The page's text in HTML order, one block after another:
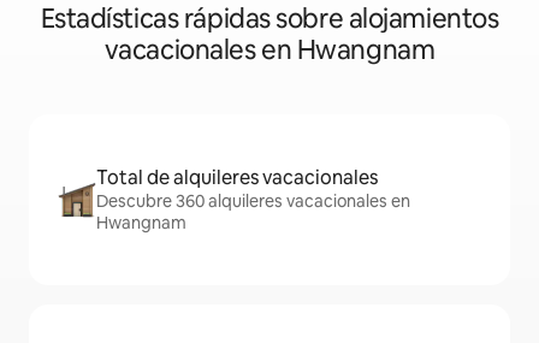
Estadísticas rápidas sobre alojamientos
vacacionales en Hwangnam
Total de alquileres vacacionales
Descubre 360 alquileres vacacionales en
Hwangnam